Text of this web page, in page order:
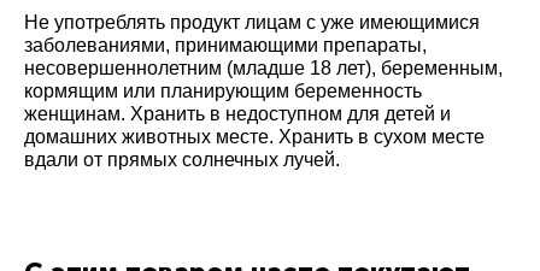
Не употреблять продукт лицам с уже имеющимися
заболеваниями, принимающими препараты,
несовершеннолетним (младше 18 лет), беременным,
кормящим или планирующим беременность
женщинам. Хранить в недоступном для детей и
домашних животных месте. Хранить в сухом месте
вдали от прямых солнечных лучей.